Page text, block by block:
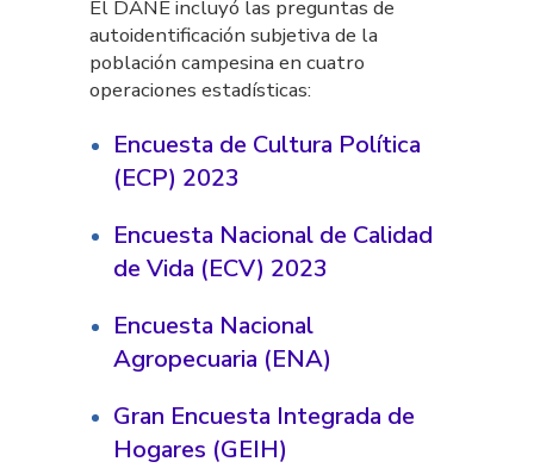
El DANE incluyó las preguntas de
autoidentificación subjetiva de la
población campesina en cuatro
operaciones estadísticas:
Encuesta de Cultura Política
(ECP) 2023
Encuesta Nacional de Calidad
de Vida (ECV) 2023
Encuesta Nacional
Agropecuaria (ENA)
Gran Encuesta Integrada de
Hogares (GEIH)